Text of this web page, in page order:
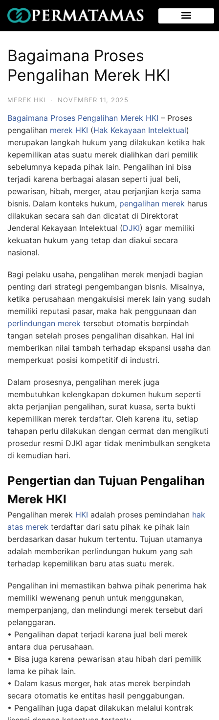
Bagaimana Proses
Pengalihan Merek HKI
MEREK HKI · NOVEMBER 11, 2025
Bagaimana Proses Pengalihan Merek HKI – Proses
pengalihan merek HKI (Hak Kekayaan Intelektual)
merupakan langkah hukum yang dilakukan ketika hak
kepemilikan atas suatu merek dialihkan dari pemilik
sebelumnya kepada pihak lain. Pengalihan ini bisa
terjadi karena berbagai alasan seperti jual beli,
pewarisan, hibah, merger, atau perjanjian kerja sama
bisnis. Dalam konteks hukum, pengalihan merek harus
dilakukan secara sah dan dicatat di Direktorat
Jenderal Kekayaan Intelektual (DJKI) agar memiliki
kekuatan hukum yang tetap dan diakui secara
nasional.
Bagi pelaku usaha, pengalihan merek menjadi bagian
penting dari strategi pengembangan bisnis. Misalnya,
ketika perusahaan mengakuisisi merek lain yang sudah
memiliki reputasi pasar, maka hak penggunaan dan
perlindungan merek tersebut otomatis berpindah
tangan setelah proses pengalihan disahkan. Hal ini
memberikan nilai tambah terhadap ekspansi usaha dan
memperkuat posisi kompetitif di industri.
Dalam prosesnya, pengalihan merek juga
membutuhkan kelengkapan dokumen hukum seperti
akta perjanjian pengalihan, surat kuasa, serta bukti
kepemilikan merek terdaftar. Oleh karena itu, setiap
tahapan perlu dilakukan dengan cermat dan mengikuti
prosedur resmi DJKI agar tidak menimbulkan sengketa
di kemudian hari.
Pengertian dan Tujuan Pengalihan
Merek HKI
Pengalihan merek HKI adalah proses pemindahan hak
atas merek terdaftar dari satu pihak ke pihak lain
berdasarkan dasar hukum tertentu. Tujuan utamanya
adalah memberikan perlindungan hukum yang sah
terhadap kepemilikan baru atas suatu merek.
Pengalihan ini memastikan bahwa pihak penerima hak
memiliki wewenang penuh untuk menggunakan,
memperpanjang, dan melindungi merek tersebut dari
pelanggaran.
• Pengalihan dapat terjadi karena jual beli merek
antara dua perusahaan.
• Bisa juga karena pewarisan atau hibah dari pemilik
lama ke pihak lain.
• Dalam kasus merger, hak atas merek berpindah
secara otomatis ke entitas hasil penggabungan.
• Pengalihan juga dapat dilakukan melalui kontrak